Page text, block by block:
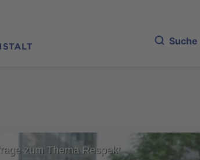
Suche
zum Thema Respekt